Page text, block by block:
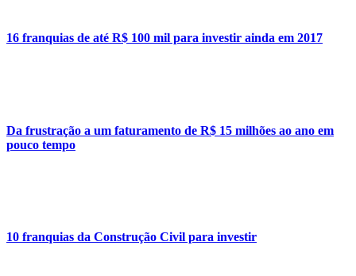
16 franquias de até R$ 100 mil para investir ainda em 2017
Da frustração a um faturamento de R$ 15 milhões ao ano em
pouco tempo
10 franquias da Construção Civil para investir